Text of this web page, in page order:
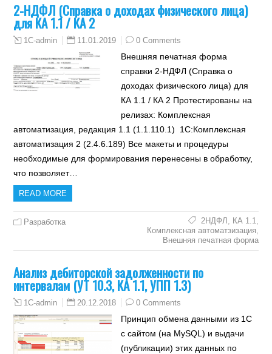
2-НДФЛ (Справка о доходах физического лица)
для КА 1.1 / КА 2
1C-admin 11.01.2019 0 Comments
Внешняя печатная форма
справки 2-НДФЛ (Справка о
доходах физического лица) для
КА 1.1 / КА 2 Протестированы на
релизах: Комплексная
автоматизация, редакция 1.1 (1.1.110.1) 1С:Комплексная
автоматизация 2 (2.4.6.189) Все макеты и процедуры
необходимые для формирования перенесены в обработку,
что позволяет…
READ MORE
Разработка 2НДФЛ , КА 1.1,
Комплексная автоматзизация,
Внешняя печатная форма
Анализ дебиторской задолженности по
интервалам (УТ 10.3, КА 1.1, УПП 1.3)
1C-admin 20.12.2018 0 Comments
Принцип обмена данными из 1С
с сайтом (на MySQL) и выдачи
(публикации) этих данных по